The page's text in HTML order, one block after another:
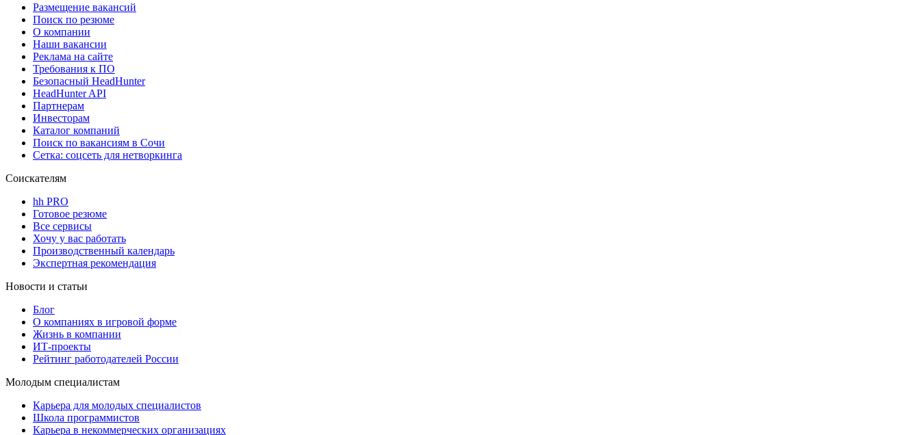
Размещение вакансий
Поиск по резюме
О компании
Наши вакансии
Реклама на сайте
Требования к ПО
Безопасный HeadHunter
HeadHunter API
Партнерам
Инвесторам
Каталог компаний
Поиск по вакансиям в Сочи
Сетка: соцсеть для нетворкинга
Соискателям
hh PRO
Готовое резюме
Все сервисы
Хочу у вас работать
Производственный календарь
Экспертная рекомендация
Новости и статьи
Блог
О компаниях в игровой форме
Жизнь в компании
ИТ-проекты
Рейтинг работодателей России
Молодым специалистам
Карьера для молодых специалистов
Школа программистов
Карьера в некоммерческих организациях